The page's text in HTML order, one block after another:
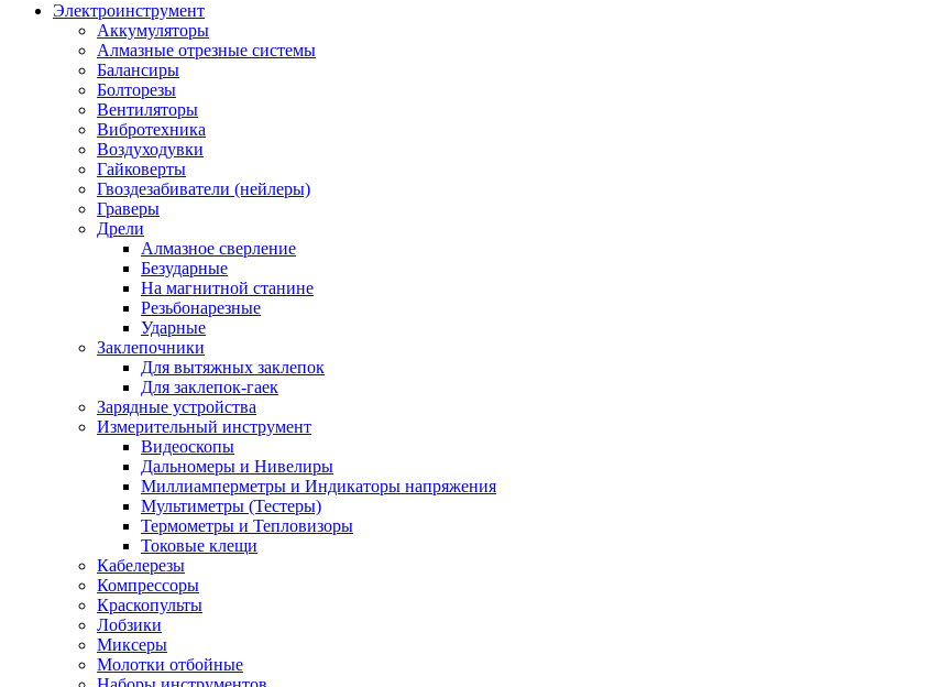
Электроинструмент
Аккумуляторы
Алмазные отрезные системы
Балансиры
Болторезы
Вентиляторы
Вибротехника
Воздуходувки
Гайковерты
Гвоздезабиватели (нейлеры)
Граверы
Дрели
Алмазное сверление
Безударные
На магнитной станине
Резьбонарезные
Ударные
Заклепочники
Для вытяжных заклепок
Для заклепок-гаек
Зарядные устройства
Измерительный инструмент
Видеоскопы
Дальномеры и Нивелиры
Миллиамперметры и Индикаторы напряжения
Мультиметры (Тестеры)
Термометры и Тепловизоры
Токовые клещи
Кабелерезы
Компрессоры
Краскопульты
Лобзики
Миксеры
Молотки отбойные